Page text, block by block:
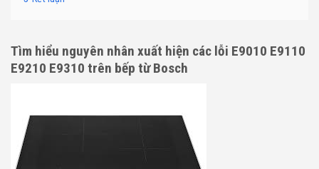
Tìm hiểu nguyên nhân xuất hiện các lỗi E9010 E9110
E9210 E9310 trên bếp từ Bosch